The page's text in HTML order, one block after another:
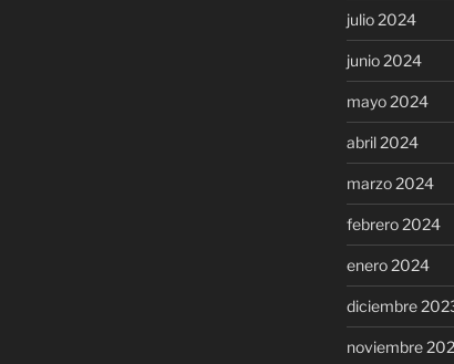
julio 2024
junio 2024
mayo 2024
abril 2024
marzo 2024
febrero 2024
enero 2024
diciembre
noviembre